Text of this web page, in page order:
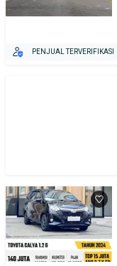
PENJUAL TERVERIFIKASI